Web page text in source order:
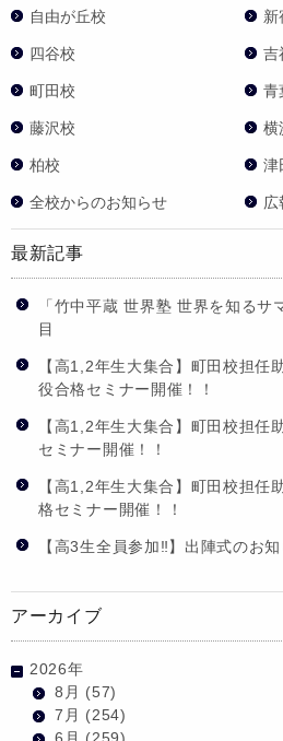
自由が丘校 新
四谷校 吉
町田校 青
藤沢校 横
柏校 津
全校からのお知らせ 広
最新記事
「竹中平蔵 世界塾 世界を知る
目
【高1,2年生大集合】町田校担任
役合格セミナー開催！！
【高1,2年生大集合】町田校担任
セミナー開催！！
【高1,2年生大集合】町田校担任
格セミナー開催！！
【高3生全員参加‼】出陣式のお
アーカイブ
2026年
8月 (57)
7月 (254)